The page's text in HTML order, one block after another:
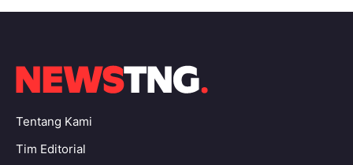
Tentang Kami
Tim Editorial